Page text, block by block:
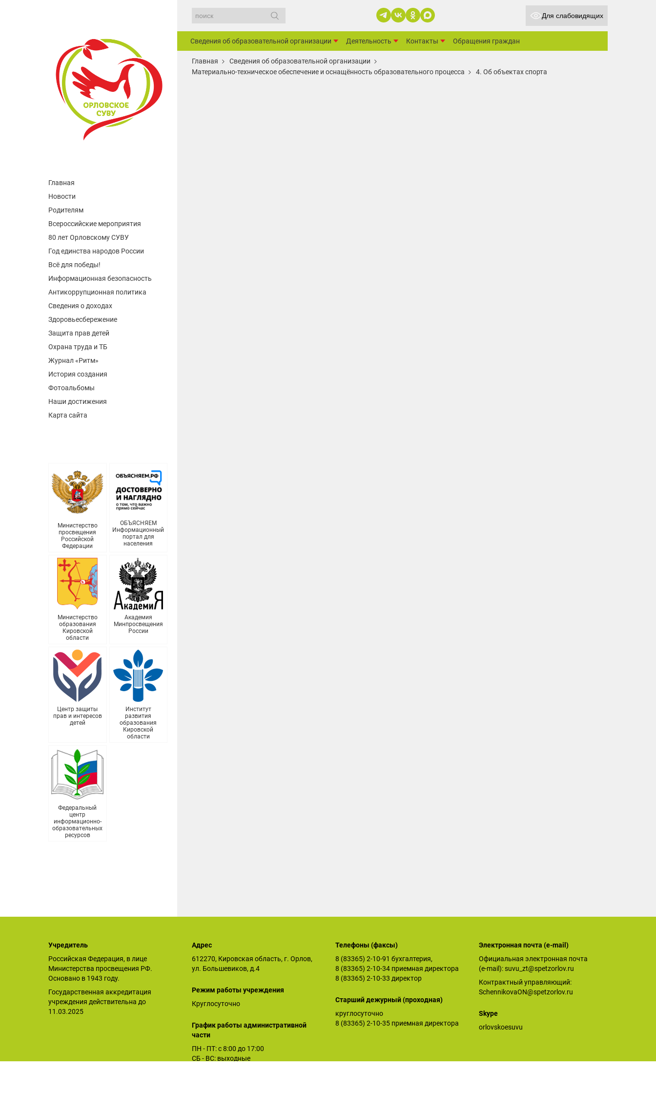
Главная
Новости
Родителям
Всероссийские мероприятия
80 лет Орловскому СУВУ
Год единства народов России
Всё для победы!
Информационная безопасность
Антикоррупционная политика
Сведения о доходах
Здоровьесбережение
Защита прав детей
Охрана труда и ТБ
Журнал «Ритм»
История создания
Фотоальбомы
Наши достижения
Карта сайта
Министерство
просвещения
Российской
Федерации
ОБЪЯСНЯЕМ
Информационный
портал для
населения
Министерство
образования
Кировской
области
Академия
Минпросвещения
России
Центр защиты
прав и интересов
детей
Институт
развития
образования
Кировской
области
Федеральный
центр
информационно-
образовательных
ресурсов
Для слабовидящих
Сведения об образовательной организации Деятельность Контакты Обращения граждан
Главная
Сведения об образовательной организации
Материально-техническое обеспечение и оснащённость образовательного процесса
4. Об объектах спорта
Учредитель
Российская Федерация, в лице
Министерства просвещения РФ.
Основано в 1943 году.
Государственная аккредитация
учреждения действительна до
11.03.2025
Адрес
612270, Кировская область, г. Орлов,
ул. Большевиков, д.4
Режим работы учреждения
Круглосуточно
График работы административной
части
ПН - ПТ: с 8:00 до 17:00
СБ - ВС: выходные
Телефоны (факсы)
8 (83365) 2-10-91 бухгалтерия,
8 (83365) 2-10-34 приемная директора
8 (83365) 2-10-33 директор
Старший дежурный (проходная)
круглосуточно
8 (83365) 2-10-35 приемная директора
Электронная почта (е-mail)
Официальная электронная почта
(е-mail):suvu_zt@spetzorlov.ru
Контрактный управляющий:
SchennikovaON@spetzorlov.ru
Skype
orlovskoesuvu